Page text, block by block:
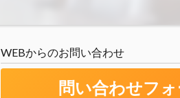
WEBからのお問い合わせ
問い合わせフ